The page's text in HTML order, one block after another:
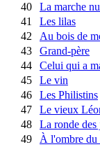
40
La marche
41
Les lilas
42
Au bois de
43
Grand-père
44
Celui qui a
45
Le vin
46
Les Philistins
47
Le vieux
48
La ronde des
49
À l'ombre du